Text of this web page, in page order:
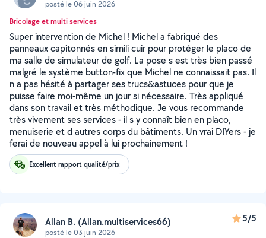
posté le 06 juin 2026
Bricolage et multi services
Super intervention de Michel ! Michel a fabriqué des
panneaux capitonnés en simili cuir pour protéger le placo de
ma salle de simulateur de golf. La pose s est très bien passé
malgré le système button-fix que Michel ne connaissait pas. Il
n a pas hésité à partager ses trucs&astuces pour que je
puisse faire moi-même un jour si nécessaire. Très appliqué
dans son travail et très méthodique. Je vous recommande
très vivement ses services - il s y connaît bien en placo,
menuiserie et d autres corps du bâtiments. Un vrai DIYers - je
ferai de nouveau appel à lui prochainement !
Excellent rapport qualité/prix
Allan B. (Allan.multiservices66)
posté le 03 juin 2026
5/5